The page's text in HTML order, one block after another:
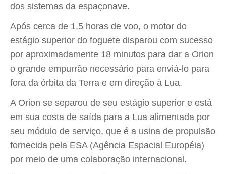
dos sistemas da espaçonave.
Após cerca de 1,5 horas de voo, o motor do
estágio superior do foguete disparou com sucesso
por aproximadamente 18 minutos para dar a Orion
o grande empurrão necessário para enviá-lo para
fora da órbita da Terra e em direção à Lua.
A Orion se separou de seu estágio superior e está
em sua costa de saída para a Lua alimentada por
seu módulo de serviço, que é a usina de propulsão
fornecida pela ESA (Agência Espacial Européia)
por meio de uma colaboração internacional.